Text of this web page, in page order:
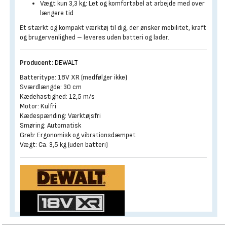
Vægt kun 3,3 kg: Let og komfortabel at arbejde med over
længere tid
Et stærkt og kompakt værktøj til dig, der ønsker mobilitet, kraft
og brugervenlighed – leveres uden batteri og lader.
Producent:DEWALT
Batteritype: 18V XR (medfølger ikke)
Sværdlængde: 30 cm
Kædehastighed: 12,5 m/s
Motor: Kulfri
Kædespænding: Værktøjsfri
Smøring: Automatisk
Greb: Ergonomisk og vibrationsdæmpet
Vægt: Ca. 3,5 kg (uden batteri)